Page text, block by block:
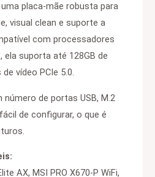
placa-mãe robusta para
visual clean e suporte a
com processadores
ela suporta até 128GB de
vídeo PCIe 5.0.
de portas USB, M.2
de configurar, o que é
AX, MSI PRO X670-P WiFi,